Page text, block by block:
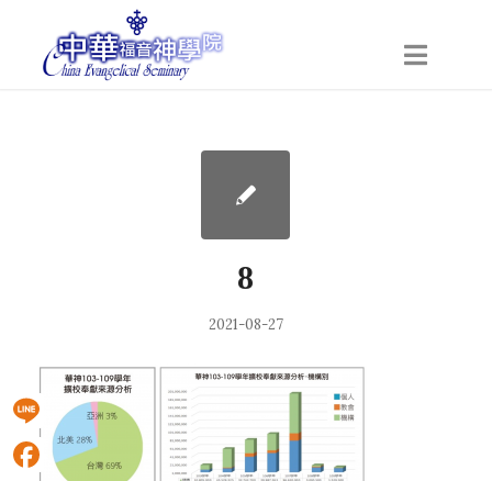
8
2021-08-27
Line